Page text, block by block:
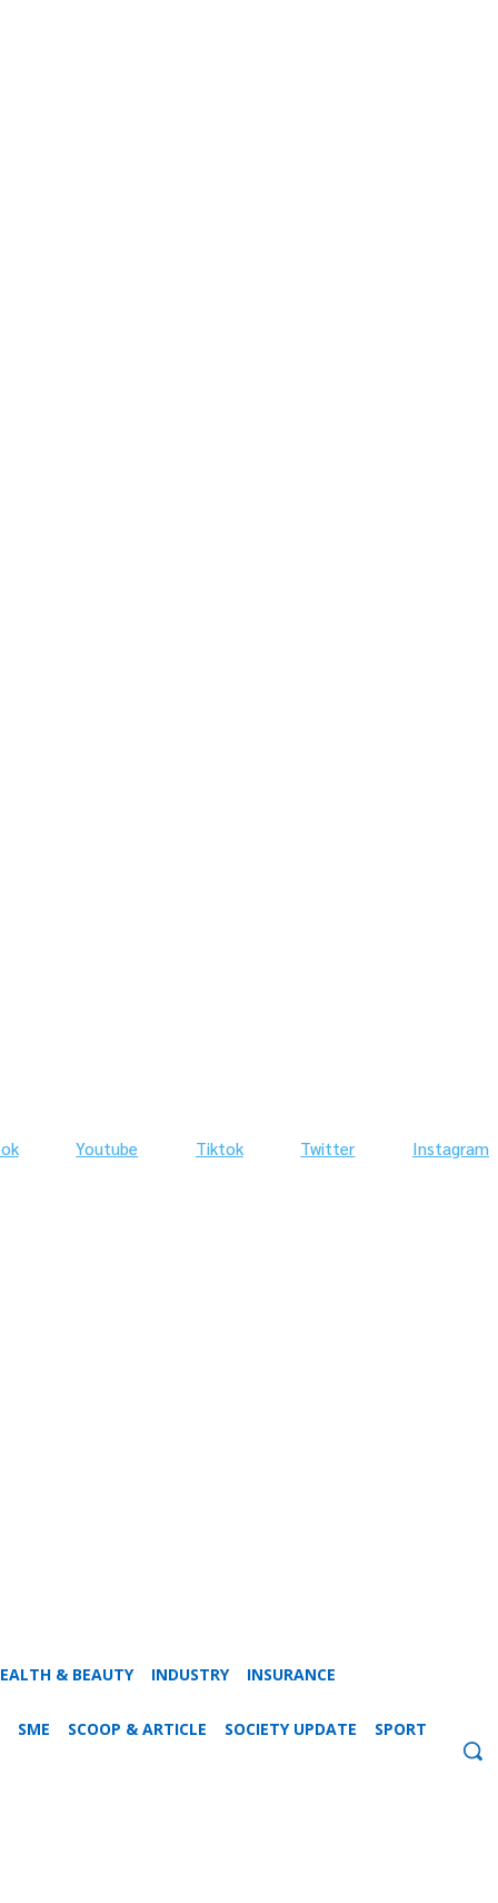
Youtube Tiktok Twitter Instagram
& BEAUTY INDUSTRY INSURANCE
SME SCOOP & ARTICLE SOCIETY UPDATE SPORT